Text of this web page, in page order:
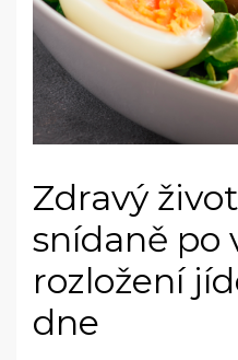
Zdravý
snídaně po
rozložení
dne